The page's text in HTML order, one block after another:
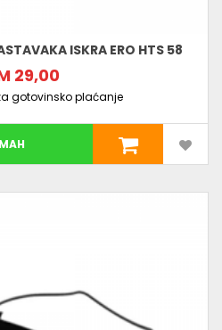
ISKRA ERO HTS 58
29,00
gotovinsko plaćanje